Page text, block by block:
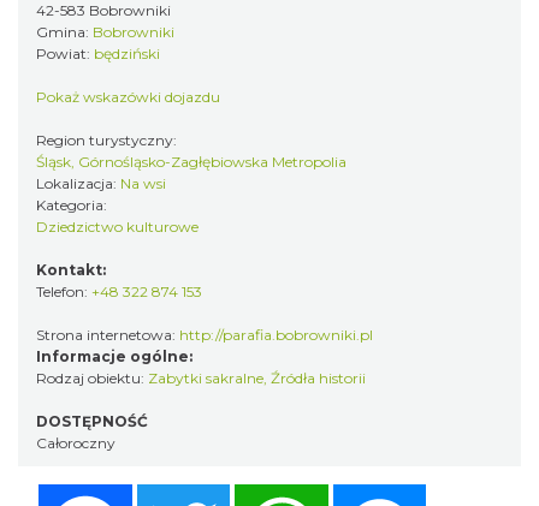
42-583 Bobrowniki
Gmina: Bobrowniki
Powiat: będziński
Pokaż wskazówki dojazdu
Region turystyczny:
Śląsk, Górnośląsko-Zagłębiowska Metropolia
Lokalizacja: Na wsi
Kategoria:
Dziedzictwo kulturowe
Kontakt:
Telefon: +48 322 874 153
Strona internetowa: http://parafia.bobrowniki.pl
Informacje ogólne:
Rodzaj obiektu: Zabytki sakralne, Źródła historii
DOSTĘPNOŚĆ
Całoroczny
Twitter WhatsApp